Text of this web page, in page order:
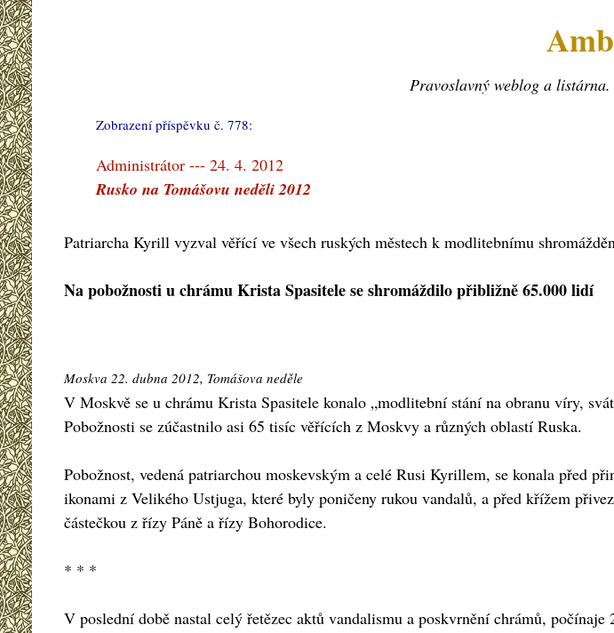
Pravoslavný weblog a
Zobrazení příspěvku č. 778:
Administrátor --- 24. 4. 2012
Rusko na Tomášovu neděli 2012
Patriarcha Kyrill vyzval věřící ve všech ruských městech k modlitebnímu
Na pobožnosti u chrámu Krista Spasitele se shromáždilo přibližně 65.000 lidí
Moskva 22. dubna 2012, Tomášova neděle
V Moskvě se u chrámu Krista Spasitele konalo „modlitební stání na obranu víry,
Pobožnosti se zúčastnilo asi 65 tisíc věřících z Moskvy a různých oblastí Ruska.
Pobožnost, vedená patriarchou moskevským a celé Rusi Kyrillem, se konala před
ikonami z Velikého Ustjuga, které byly poničeny rukou vandalů, a před křížem
částečkou z řízy Páně a řízy Bohorodice.
* * *
V poslední době nastal celý řetězec aktů vandalismu a poskvrnění chrámů,